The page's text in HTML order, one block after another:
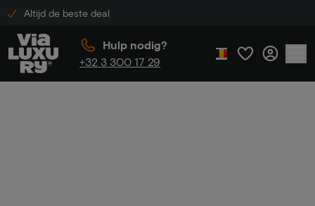
Altijd de beste deal
Hulp nodig?
+32 3 300 17 29